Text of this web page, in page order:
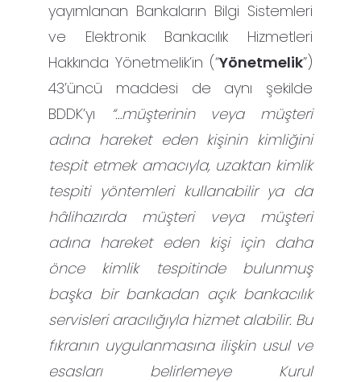
yayımlanan Bankaların Bilgi Sistemleri
ve Elektronik Bankacılık Hizmetleri
Hakkında Yönetmelik’in (“Yönetmelik”)
43’üncü maddesi de aynı şekilde
BDDK’yı
“…müşterinin veya müşteri
adına hareket eden kişinin kimliğini
tespit etmek amacıyla, uzaktan kimlik
tespiti yöntemleri kullanabilir ya da
hâlihazırda müşteri veya müşteri
adına hareket eden kişi için daha
önce kimlik tespitinde bulunmuş
başka bir bankadan açık bankacılık
servisleri aracılığıyla hizmet alabilir. Bu
fıkranın uygulanmasına ilişkin usul ve
esasları belirlemeye Kurul